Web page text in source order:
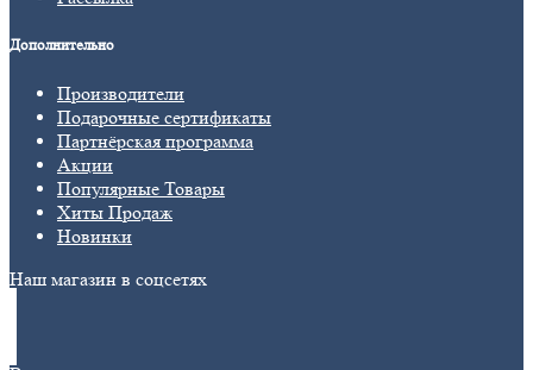
Дополнительно
Производители
Подарочные сертификаты
Партнёрская программа
Акции
Популярные Товары
Хиты Продаж
Новинки
Наш магазин в соцсетях